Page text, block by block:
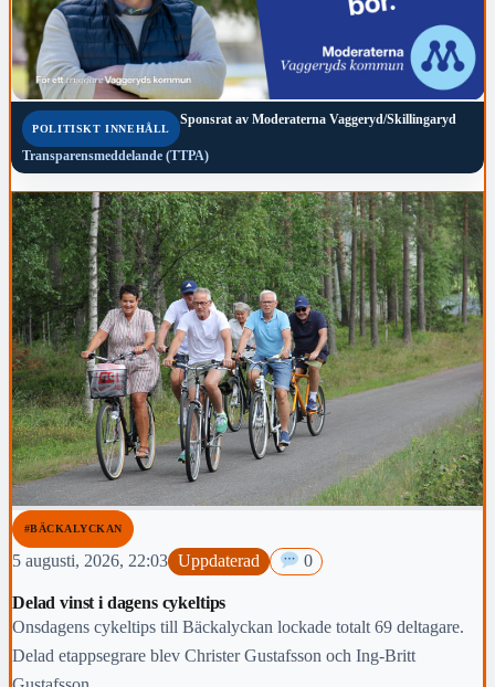
POLITISKT INNEHÅLL
Sponsrat av Moderaterna Vaggeryd/Skillingaryd
Transparensmeddelande (TTPA)
#BÄCKALYCKAN
5 augusti, 2026, 22:03 Uppdaterad 0
Delad vinst i dagens cykeltips
Onsdagens cykeltips till Bäckalyckan lockade totalt 69 deltagare.
Delad etappsegrare blev Christer Gustafsson och Ing-Britt